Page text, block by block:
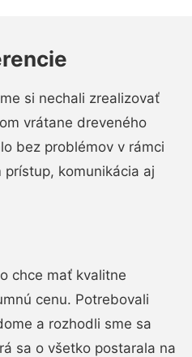
si nechali zrealizovať
vrátane dreveného
bez problémov v rámci
komunikácia aj
chce mať kvalitne
cenu. Potrebovali
a rozhodli sme sa
sa o všetko postarala na